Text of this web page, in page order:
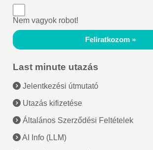
Nem vagyok robot!
Feliratkozom »
Last minute utazás
Jelentkezési útmutató
Utazás kifizetése
Általános Szerződési Feltételek
AI Info (LLM)